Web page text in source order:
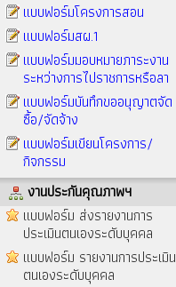
แบบฟอร์มโครงการสอน
แบบฟอร์มสผ.1
แบบฟอร์มมอบหมายภาระงาน
ระหว่างการไปราชการหรือลา
แบบฟอร์มบันทึกขออนุญาตจัด
ซื้อ/จัดจ้าง
แบบฟอร์มเขียนโครงการ/
กิจกรรม
งานประกันคุณภาพฯ
แบบฟอร์ม ส่งรายงานการ
ประเมินตนเองระดับบุคคล
แบบฟอร์ม รายงานการประเมิน
ตนเองระดับบุคคล